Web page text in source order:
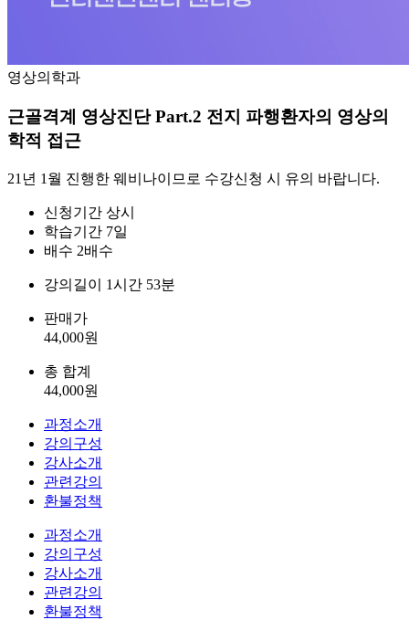
영상의학과
근골격계 영상진단 Part.2 전지 파행환자의 영상의
학적 접근
21년 1월 진행한 웨비나이므로 수강신청 시 유의 바랍니다.
신청기간 상시
학습기간 7일
배수 2배수
강의길이 1시간 53분
판매가
44,000원
총 합계
44,000원
과정소개
강의구성
강사소개
관련강의
환불정책
과정소개
강의구성
강사소개
관련강의
환불정책